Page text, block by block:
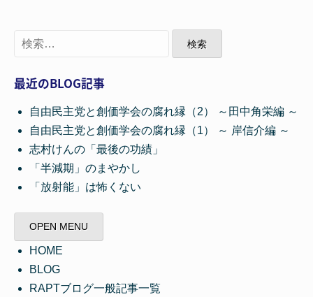
最近のBLOG記事
自由民主党と創価学会の腐れ縁（2） ～田中角栄編 ～
自由民主党と創価学会の腐れ縁（1） ～ 岸信介編 ～
志村けんの「最後の功績」
「半減期」のまやかし
「放射能」は怖くない
OPEN MENU
HOME
BLOG
RAPTブログ一般記事一覧